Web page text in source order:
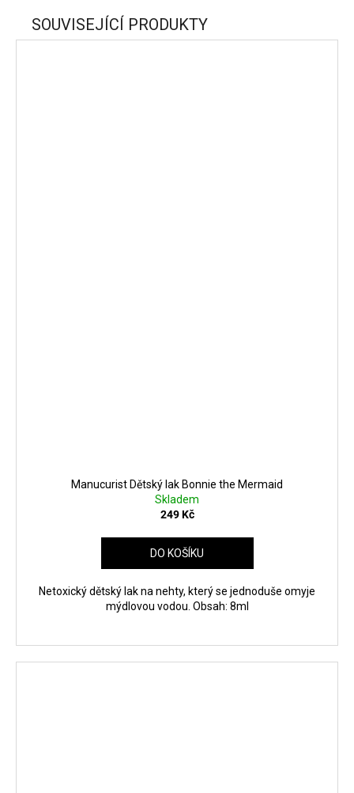
SOUVISEJÍCÍ PRODUKTY
Manucurist Dětský lak Bonnie the Mermaid
Skladem
249 Kč
DO KOŠÍKU
Netoxický dětský lak na nehty, který se jednoduše omyje
mýdlovou vodou. Obsah: 8ml